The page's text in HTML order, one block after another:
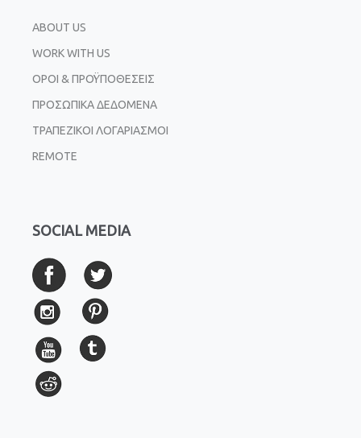
ABOUT US
WORK WITH US
ΟΡΟΙ & ΠΡΟΫΠΟΘΕΣΕΙΣ
ΠΡΟΣΩΠΙΚΑ ΔΕΔΟΜΕΝΑ
ΤΡΑΠΕΖΙΚΟΙ ΛΟΓΑΡΙΑΣΜΟΙ
REMOTE
SOCIAL MEDIA